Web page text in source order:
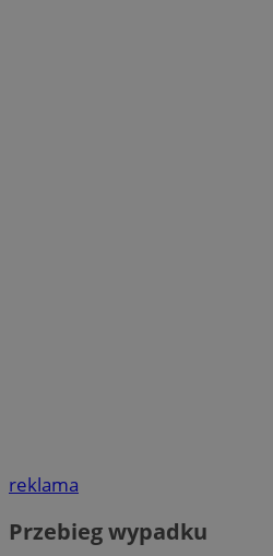
reklama
Przebieg wypadku